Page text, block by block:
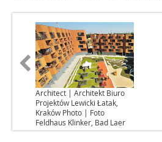
Architect | Architekt Biuro
Projektów Lewicki Łatak,
Kraków Photo | Foto
Feldhaus Klinker, Bad Laer